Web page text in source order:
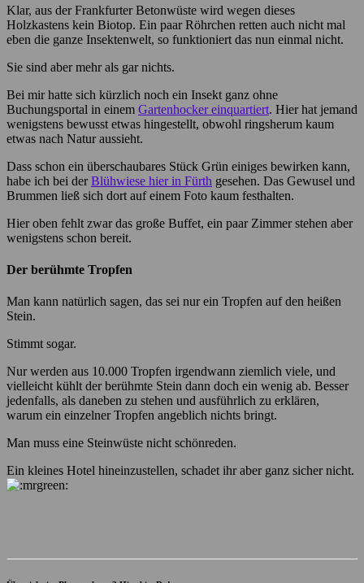
Klar, aus der Frankfurter Betonwüste wird wegen dieses
Holzkastens kein Biotop. Ein paar Röhrchen retten auch nicht mal
eben die ganze Insektenwelt, so funktioniert das nun einmal nicht.
Sie sind aber mehr als gar nichts.
Bei mir hatte sich kürzlich noch ein Insekt ganz ohne
Buchungsportal in einem Gartenhocker einquartiert. Hier hat jemand
wenigstens bewusst etwas hingestellt, obwohl ringsherum kaum
etwas nach Natur aussieht.
Dass schon ein überschaubares Stück Grün einiges bewirken kann,
habe ich bei derBlühwiese hier in Fürth gesehen. Das Gewusel und
Brummen ließ sich dort auf einem Foto kaum festhalten.
Hier oben fehlt zwar das große Buffet, ein paar Zimmer stehen aber
wenigstens schon bereit.
Der berühmte Tropfen
Man kann natürlich sagen, das sei nur ein Tropfen auf den heißen
Stein.
Stimmt sogar.
Nur werden aus 10.000 Tropfen irgendwann ziemlich viele, und
vielleicht kühlt der berühmte Stein dann doch ein wenig ab. Besser
jedenfalls, als daneben zu stehen und ausführlich zu erklären,
warum ein einzelner Tropfen angeblich nichts bringt.
Man muss eine Steinwüste nicht schönreden.
Ein kleines Hotel hineinzustellen, schadet ihr aber ganz sicher nicht.